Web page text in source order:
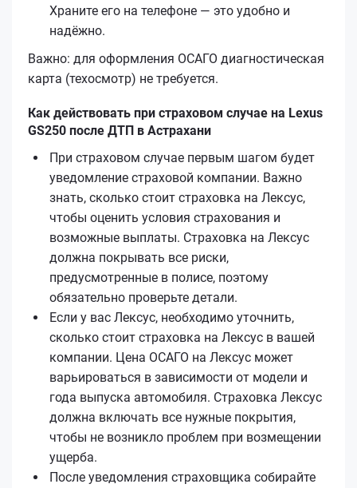
Храните его на телефоне — это удобно и
надёжно.
Важно: для оформления ОСАГО диагностическая
карта (техосмотр) не требуется.
Как действовать при страховом случае на Lexus
GS250 после ДТП в Астрахани
При страховом случае первым шагом будет
уведомление страховой компании. Важно
знать, сколько стоит страховка на Лексус,
чтобы оценить условия страхования и
возможные выплаты. Страховка на Лексус
должна покрывать все риски,
предусмотренные в полисе, поэтому
обязательно проверьте детали.
Если у вас Лексус, необходимо уточнить,
сколько стоит страховка на Лексус в вашей
компании. Цена ОСАГО на Лексус может
варьироваться в зависимости от модели и
года выпуска автомобиля. Страховка Лексус
должна включать все нужные покрытия,
чтобы не возникло проблем при возмещении
ущерба.
После уведомления страховщика собирайте